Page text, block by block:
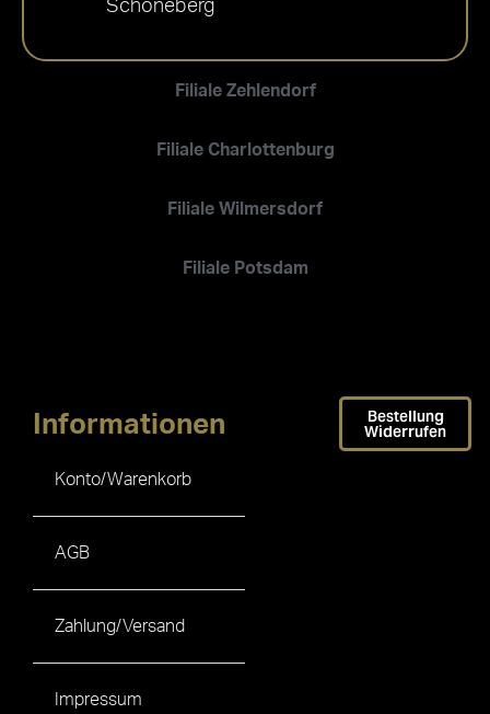
Filiale Zehlendorf
Filiale Charlottenburg
Filiale Wilmersdorf
Filiale Potsdam
Schöneberg
Informationen
Konto/Warenkorb
AGB
Zahlung/Versand
Impressum
Bestellung
Widerrufen